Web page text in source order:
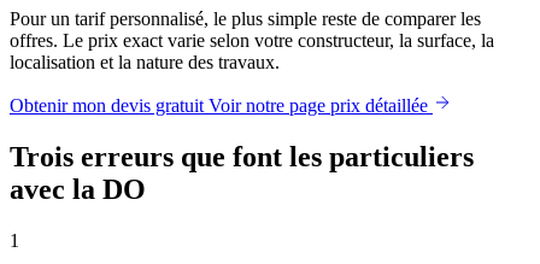
Pour un tarif personnalisé, le plus simple reste de comparer les
offres. Le prix exact varie selon votre constructeur, la surface, la
localisation et la nature des travaux.
Obtenir mon devis gratuit Voir notre page prix détaillée
Trois erreurs que font les particuliers
avec la DO
1